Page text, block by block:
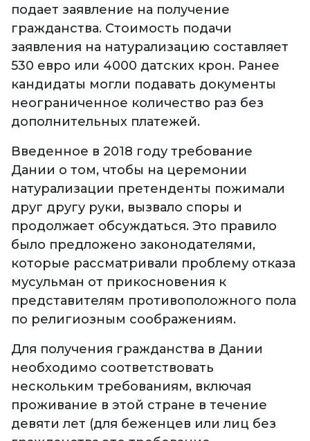
подает заявление на получение
гражданства. Стоимость подачи
заявления на натурализацию составляет
530 евро или 4000 датских крон. Ранее
кандидаты могли подавать документы
неограниченное количество раз без
дополнительных платежей.
Введенное в 2018 году требование
Дании о том, чтобы на церемонии
натурализации претенденты пожимали
друг другу руки, вызвало споры и
продолжает обсуждаться. Это правило
было предложено законодателями,
которые рассматривали проблему отказа
мусульман от прикосновения к
представителям противоположного пола
по религиозным соображениям.
Для получения гражданства в Дании
необходимо соответствовать
нескольким требованиям, включая
проживание в этой стране в течение
девяти лет (для беженцев или лиц без